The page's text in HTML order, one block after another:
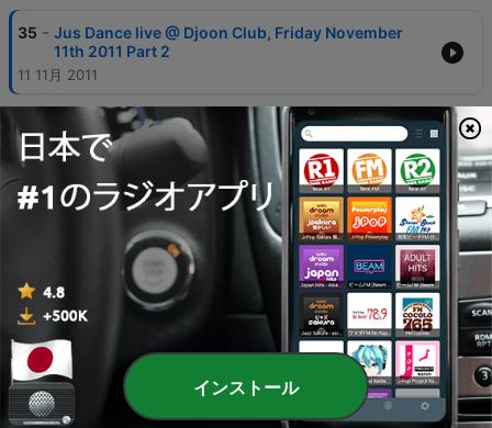
35 - Jus Dance live @ Djoon Club, Friday November
11th 2011 Part 2
11 11月 2011
Jus Dance live @ Djoon Club, Friday November
11th 2011 Part 1
11 11月 2011
33 - Jus Dance live @ Djoon Club, Friday July 29th
31 - Jus Dance live @ Djoon Club, Friday June 24th
2011 Part 2
30 - Jus Dance live @ Djoon Club, Friday June 24th
2011 Part 1
24 6月 2011
インストール